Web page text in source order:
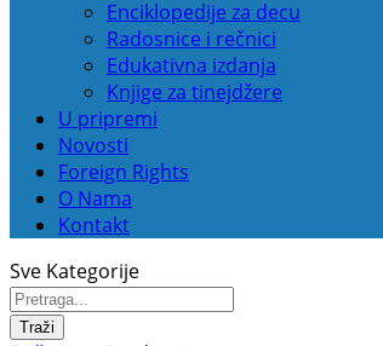
Enciklopedije za decu
Radosnice i rečnici
Edukativna izdanja
Knjige za tinejdžere
U pripremi
Novosti
Foreign Rights
O Nama
Kontakt
Sve Kategorije
Traži